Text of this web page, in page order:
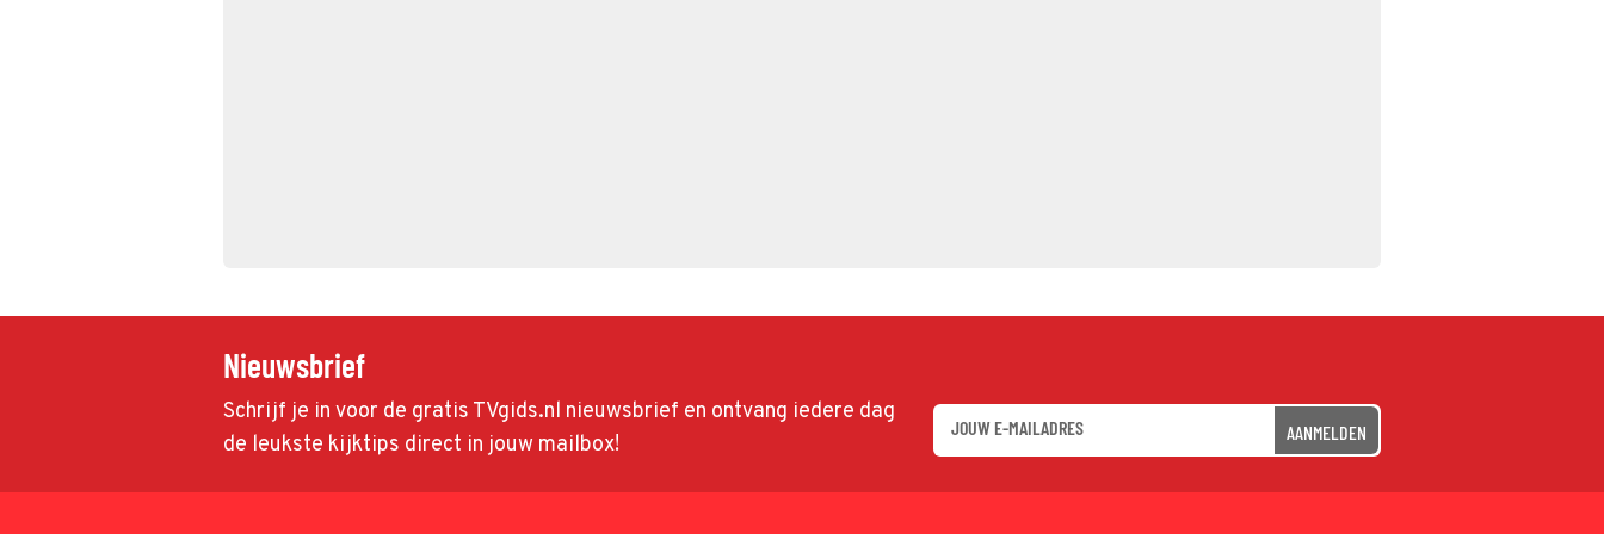
Nieuwsbrief
Schrijf je in voor de gratis TVgids.nl nieuwsbrief en ontvang iedere dag
de leukste kijktips direct in jouw mailbox!
AANMELDEN